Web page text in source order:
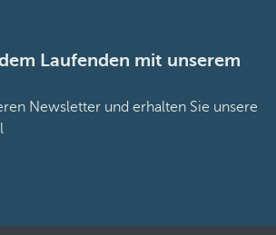
Laufenden mit unserem
Newsletter und erhalten Sie unsere